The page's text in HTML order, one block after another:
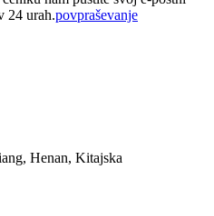
24 urah.povpraševanje
Henan, Kitajska